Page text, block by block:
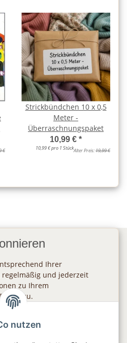
€
Strickbündchen 10 x 0,5
Meter -
Überraschnungspaket
10,99 € *
10,99 € pro 1 StückAlter Preis:19,99 €
Ihrer
regelmäßig und jederzeit
zu Ihrem
Mail zu.
nutzen